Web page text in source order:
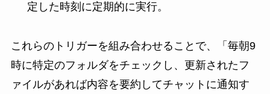
定した時刻に定期的に実行。
これらのトリガーを組み合わせることで、「毎朝9
時に特定のフォルダをチェックし、更新されたフ
ァイルがあれば内容を要約してチャットに通知す